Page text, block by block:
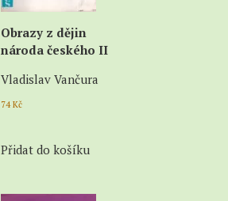
Obrazy z dějin
národa českého II
Vladislav Vančura
74Kč
Přidat do košíku